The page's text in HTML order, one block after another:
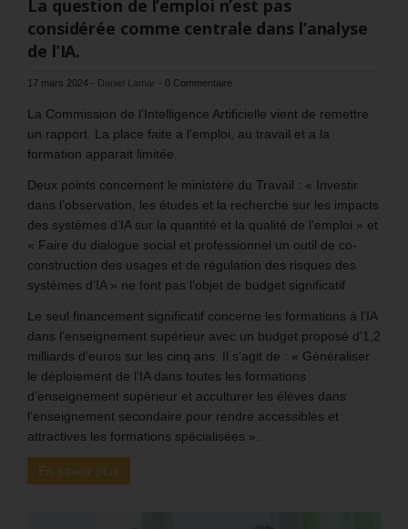
La question de l’emploi n’est pas
considérée comme centrale dans l’analyse
de l’IA.
17 mars 2024 - Daniel Lamar - 0 Commentaire
La Commission de l’Intelligence Artificielle vient de remettre
un rapport. La place faite a l’emploi, au travail et a la
formation apparait limitée.
Deux points concernent le ministère du Travail : « Investir
dans l’observation, les études et la recherche sur les impacts
des systèmes d’IA sur la quantité et la qualité de l’emploi » et
« Faire du dialogue social et professionnel un outil de co-
construction des usages et de régulation des risques des
systèmes d’IA » ne font pas l’objet de budget significatif
Le seul financement significatif concerne les formations à l’IA
dans l’enseignement supérieur avec un budget proposé d’1,2
milliards d’euros sur les cinq ans. Il s’agit de : « Généraliser
le déploiement de l’IA dans toutes les formations
d’enseignement supérieur et acculturer les élèves dans
l’enseignement secondaire pour rendre accessibles et
attractives les formations spécialisées ».
En savoir plus